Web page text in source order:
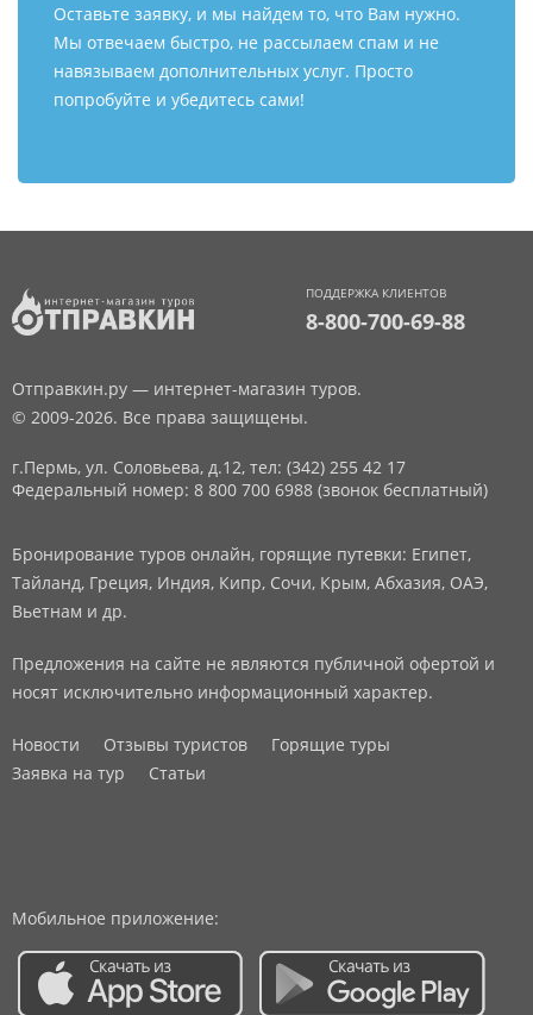
Оставьте заявку, и мы найдем то, что Вам нужно.
Мы отвечаем быстро, не рассылаем спам и не
навязываем дополнительных услуг. Просто
попробуйте и убедитесь сами!
ПОДДЕРЖКА КЛИЕНТОВ
8-800-700-69-88
Отправкин.ру — интернет-магазин туров.
© 2009-2026. Все права защищены.
г.Пермь, ул. Соловьева, д.12, тел: (342) 255 42 17
Федеральный номер: 8 800 700 6988 (звонок бесплатный)
Бронирование туров онлайн, горящие путевки: Египет,
Тайланд, Греция, Индия, Кипр, Сочи, Крым, Абхазия, ОАЭ,
Вьетнам и др.
Предложения на сайте не являются публичной офертой и
носят исключительно информационный характер.
Новости Отзывы туристов
Горящие туры
Заявка на тур
Статьи
Мобильное приложение: